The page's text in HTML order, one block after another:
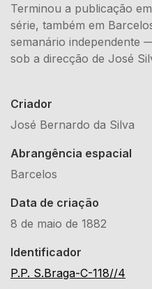
Terminou a publicação
série, também em
semanário
sob a direcção de José
Criador
José Bernardo da Silva
Abrangência espacial
Barcelos
Data de criação
8 de maio de 1882
Identificador
P.P. S.Braga-C-118//4